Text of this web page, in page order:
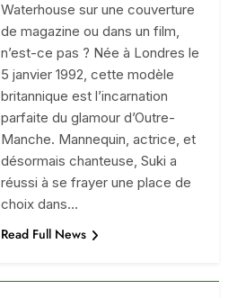
Waterhouse sur une couverture
de magazine ou dans un film,
n’est-ce pas ? Née à Londres le
5 janvier 1992, cette modèle
britannique est l’incarnation
parfaite du glamour d’Outre-
Manche. Mannequin, actrice, et
désormais chanteuse, Suki a
réussi à se frayer une place de
choix dans…
Read Full News